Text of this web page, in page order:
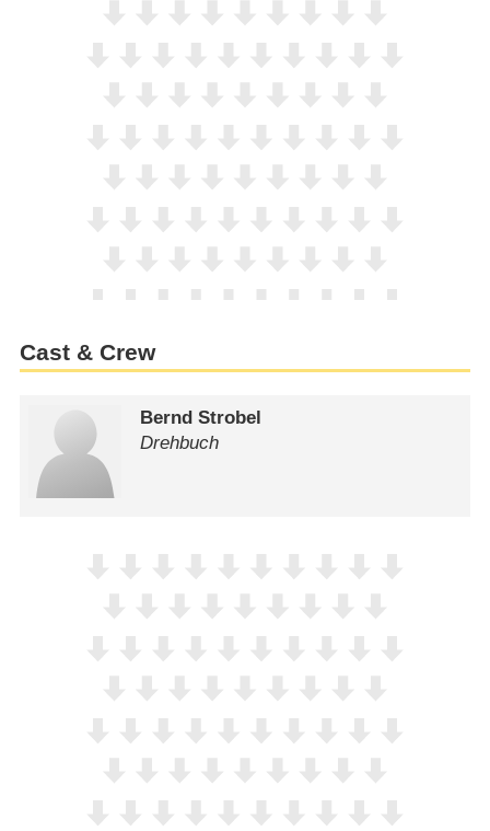
Cast & Crew
Bernd Strobel
Drehbuch